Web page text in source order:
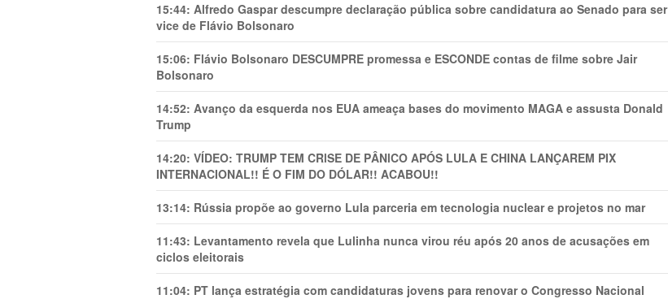
15:44: Alfredo Gaspar descumpre declaração pública sobre candidatura ao Senado para ser
vice de Flávio Bolsonaro
15:06: Flávio Bolsonaro DESCUMPRE promessa e ESCONDE contas de filme sobre Jair
Bolsonaro
14:52: Avanço da esquerda nos EUA ameaça bases do movimento MAGA e assusta Donald
Trump
14:20: VÍDEO: TRUMP TEM CRlSE DE PÂNlCO APÓS LULA E CHINA LANÇAREM PIX
INTERNACIONAL!! É O FIM DO DÓLAR!! ACABOU!!
13:14: Rússia propõe ao governo Lula parceria em tecnologia nuclear e projetos no mar
11:43: Levantamento revela que Lulinha nunca virou réu após 20 anos de acusações em
ciclos eleitorais
11:04: PT lança estratégia com candidaturas jovens para renovar o Congresso Nacional